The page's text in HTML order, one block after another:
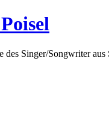
des Singer/Songwriter aus